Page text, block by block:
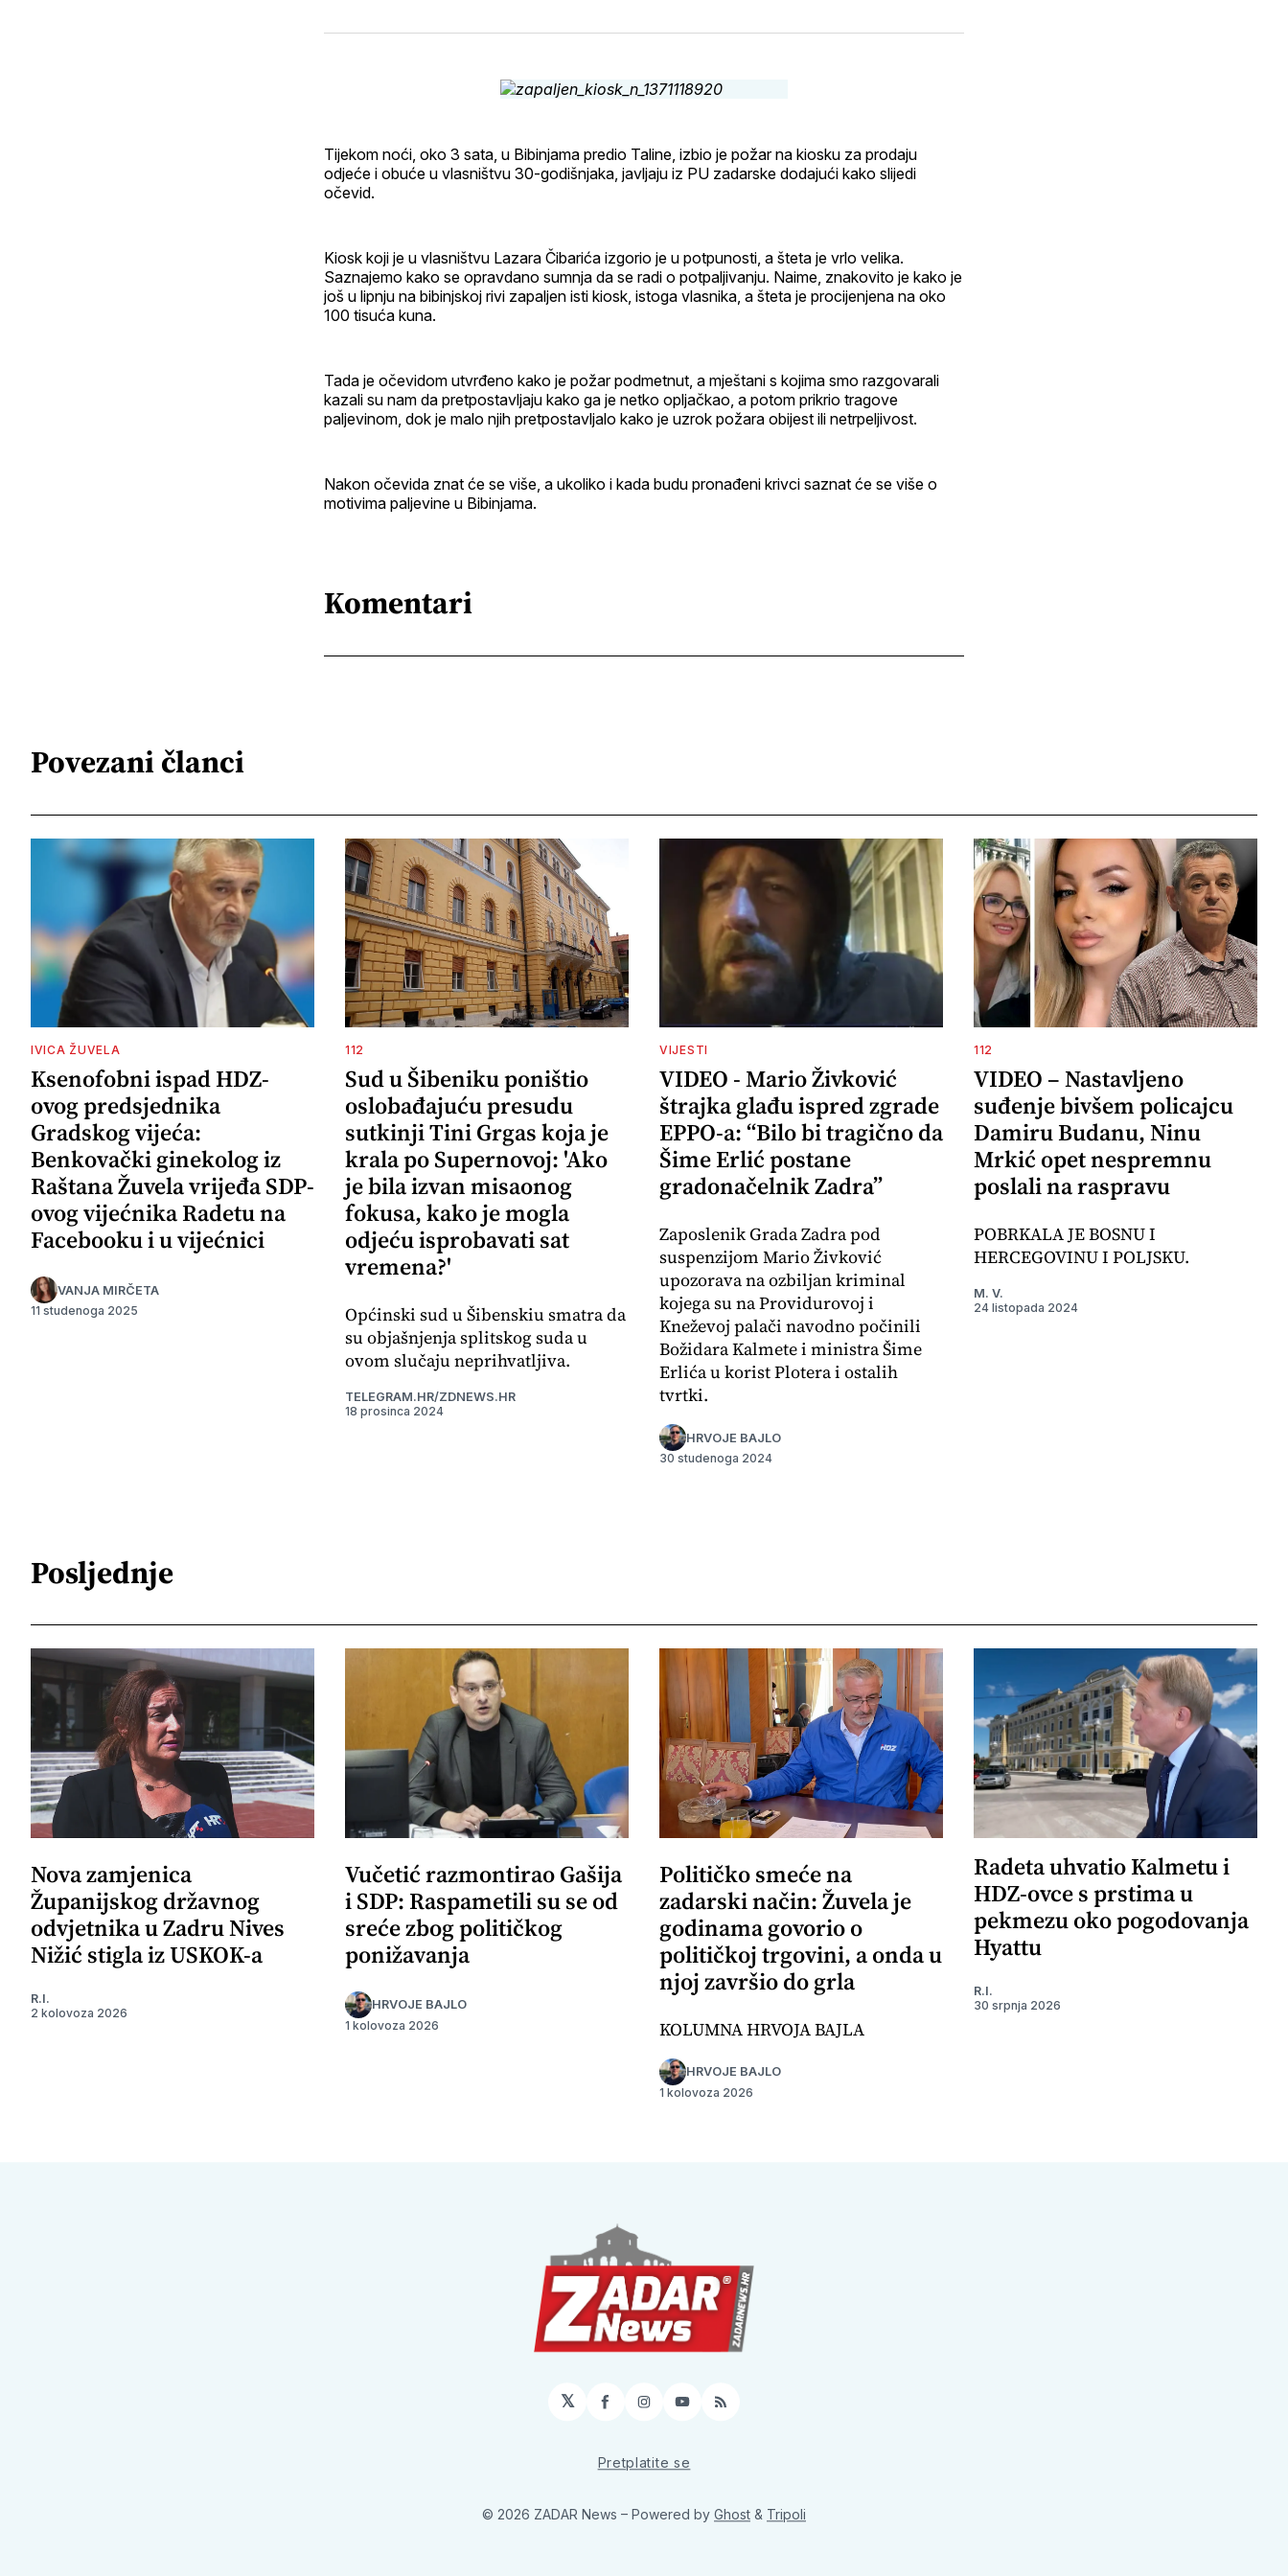
FacebookLinkedIn maila
Tijekom noći, oko 3 sata, u Bibinjama predio Taline, izbio je požar na kiosku za prodaju
odjeće i obuće u vlasništvu 30-godišnjaka, javljaju iz PU zadarske dodajući kako slijedi
očevid.
Kiosk koji je u vlasništvu Lazara Čibarića izgorio je u potpunosti, a šteta je vrlo velika.
Saznajemo kako se opravdano sumnja da se radi o potpaljivanju. Naime, znakovito je kako je
još u lipnju na bibinjskoj rivi zapaljen isti kiosk, istoga vlasnika, a šteta je procijenjena na oko
100 tisuća kuna.
Tada je očevidom utvrđeno kako je požar podmetnut, a mještani s kojima smo razgovarali
kazali su nam da pretpostavljaju kako ga je netko opljačkao, a potom prikrio tragove
paljevinom, dok je malo njih pretpostavljalo kako je uzrok požara obijest ili netrpeljivost.
Nakon očevida znat će se više, a ukoliko i kada budu pronađeni krivci saznat će se više o
motivima paljevine u Bibinjama.
Komentari
Povezani članci
IVICA ŽUVELA
Ksenofobni ispad HDZ-
ovog predsjednika
Gradskog vijeća:
Benkovački ginekolog iz
Raštana Žuvela vrijeđa SDP-
ovog vijećnika Radetu na
Facebooku i u vijećnici
VANJA MIRČETA
11 studenoga 2025
112
Sud u Šibeniku poništio
oslobađajuću presudu
sutkinji Tini Grgas koja je
krala po Supernovoj: 'Ako
je bila izvan misaonog
fokusa, kako je mogla
odjeću isprobavati sat
vremena?'
Općinski sud u Šibenskiu smatra da
su objašnjenja splitskog suda u
ovom slučaju neprihvatljiva.
TELEGRAM.HR/ZDNEWS.HR
18 prosinca 2024
VIJESTI
VIDEO - Mario Živković
štrajka glađu ispred zgrade
EPPO-a: “Bilo bi tragično da
Šime Erlić postane
gradonačelnik Zadra”
Zaposlenik Grada Zadra pod
suspenzijom Mario Živković
upozorava na ozbiljan kriminal
kojega su na Providurovoj i
Kneževoj palači navodno počinili
Božidara Kalmete i ministra Šime
Erlića u korist Plotera i ostalih
tvrtki.
HRVOJE BAJLO
30 studenoga 2024
112
VIDEO – Nastavljeno
suđenje bivšem policajcu
Damiru Budanu, Ninu
Mrkić opet nespremnu
poslali na raspravu
POBRKALA JE BOSNU I
HERCEGOVINU I POLJSKU.
M. V.
24 listopada 2024
Posljednje
Nova zamjenica
Županijskog državnog
odvjetnika u Zadru Nives
Nižić stigla iz USKOK-a
R.I.
2 kolovoza 2026
Vučetić razmontirao Gašija
i SDP: Raspametili su se od
sreće zbog političkog
ponižavanja
HRVOJE BAJLO
1 kolovoza 2026
Političko smeće na
zadarski način: Žuvela je
godinama govorio o
političkoj trgovini, a onda u
njoj završio do grla
KOLUMNA HRVOJA BAJLA
HRVOJE BAJLO
1 kolovoza 2026
Radeta uhvatio Kalmetu i
HDZ-ovce s prstima u
pekmezu oko pogodovanja
Hyattu
R.I.
30 srpnja 2026
𝕏 Facebook
Instagram
YouTube
RSS
Pretplatite se
© 2026 ZADAR News – Powered by Ghost & Tripoli